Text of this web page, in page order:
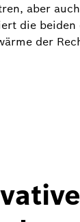
aber
die beiden
der